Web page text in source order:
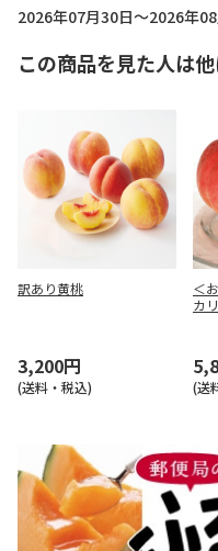
2026年07月30日～2026年
この商品を見た人は
訳あり黄桃
3,200円
(送料・税込)
＜
カ
(送